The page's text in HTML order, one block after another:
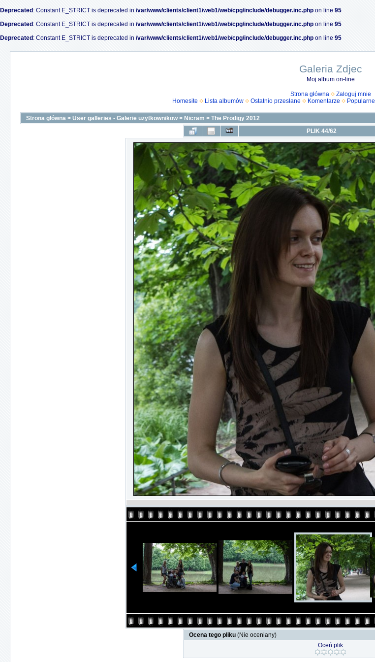
Deprecated : Constant E_STRICT is deprecated in /var/www/clients/client1/web1/web/cpg/include/debugger.inc.php on line 95
Deprecated : Constant E_STRICT is deprecated in /var/www/clients/client1/web1/web/cpg/include/debugger.inc.php on line 95
Deprecated : Constant E_STRICT is deprecated in /var/www/clients/client1/web1/web/cpg/include/debugger.inc.php on line 95
Galeria Zdjec
Moj album on-line
Strona główna
Zaloguj mnie
Homesite
Lista albumów Ostatnio przesłane Komentarze Popularne
Strona główna > User galleries - Galerie uzytkownikow> Nicram > The Prodigy 2012
PLIK 44/62
Ocena tego pliku (Nie oceniany)
Oceń plik